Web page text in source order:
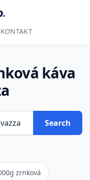
.
KONTAKT
káva
Search
zrnková